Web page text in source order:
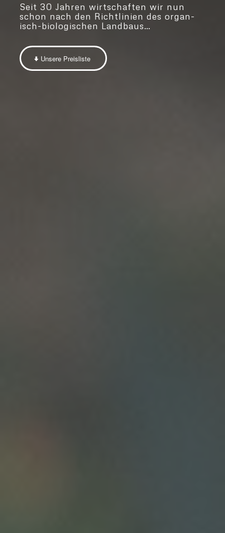
Seit 30 Jahren wirtschaften wir nun
schon nach den Richtlinien des organ­
isch-biologischen Land­baus…
Unsere Preisliste